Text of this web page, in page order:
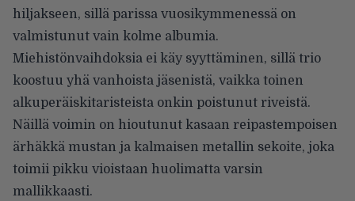
hiljakseen, sillä parissa vuosikymmenessä on
valmistunut vain kolme albumia.
Miehistönvaihdoksia ei käy syyttäminen, sillä trio
koostuu yhä vanhoista jäsenistä, vaikka toinen
alkuperäiskitaristeista onkin poistunut riveistä.
Näillä voimin on hioutunut kasaan reipastempoisen
ärhäkkä mustan ja kalmaisen metallin sekoite, joka
toimii pikku vioistaan huolimatta varsin
mallikkaasti.